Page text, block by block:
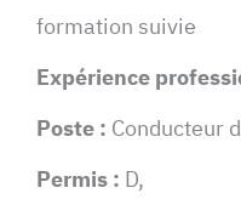
formation suivie
Expérience
Poste : Conducteur
Permis : D,